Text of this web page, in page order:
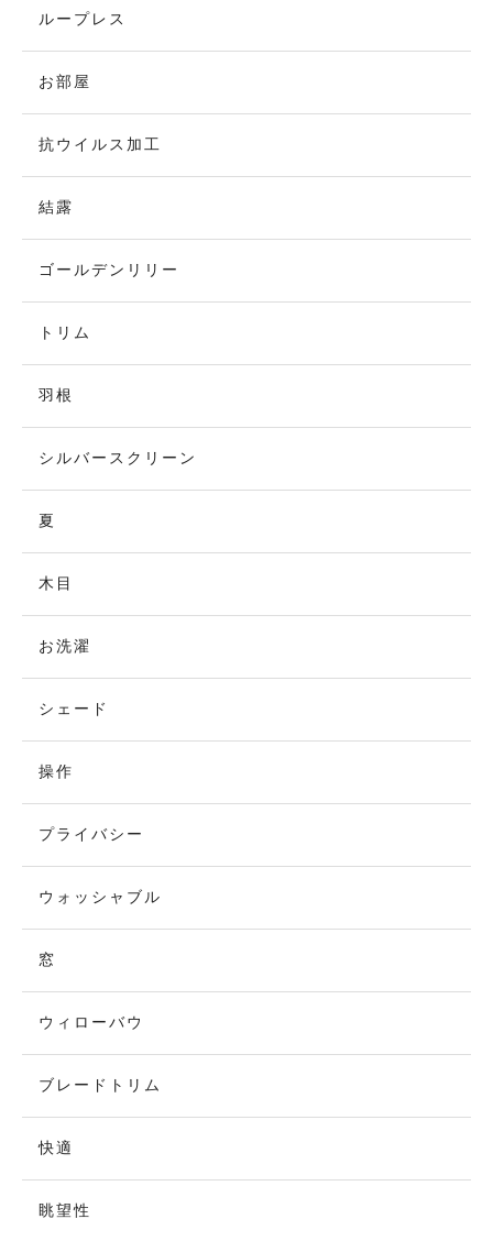
ループレス
お部屋
抗ウイルス加工
結露
ゴールデンリリー
トリム
羽根
シルバースクリーン
夏
木目
お洗濯
シェード
操作
プライバシー
ウォッシャブル
窓
ウィローバウ
ブレードトリム
快適
眺望性